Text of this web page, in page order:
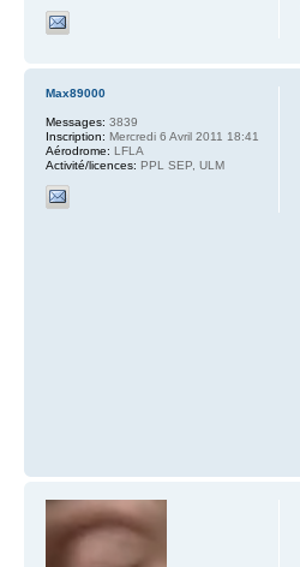
Max89000
Messages: 3839
Inscription: Mercredi 6 Avril 2011 18:41
Aérodrome: LFLA
Activité/licences: PPL SEP, ULM